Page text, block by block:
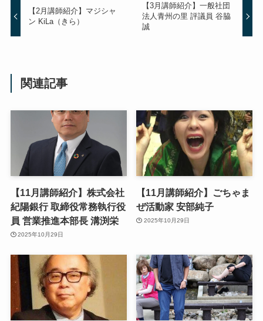
【2月講師紹介】マジシャ
ン KiLa（きら）
【3月講師紹介】一般社団
法人青州の里 評議員 谷脇
誠
関連記事
【11月講師紹介】株式会社
紀陽銀行 取締役常務執行役
員 営業推進本部長 溝渕栄
2025年10月29日
【11月講師紹介】ごちゃま
ぜ活動家 安部純子
2025年10月29日